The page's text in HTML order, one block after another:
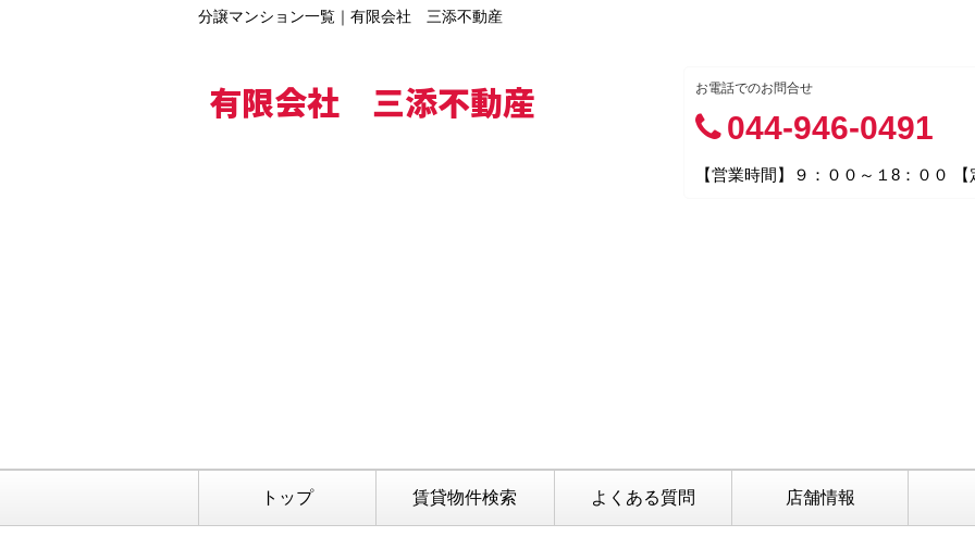
分譲マンション一覧｜有限会社 三添不動産
有限会社 三添不動産 お電話でのお問合せ
044-946-0491
【営業時間】９：００～１8：００
トップ 賃貸物件検索 よくある質問 店舗情報